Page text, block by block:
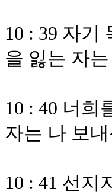
10 : 39 자기
을 잃는 자
10 : 40 너희
자는 나 보
10 : 41 선지